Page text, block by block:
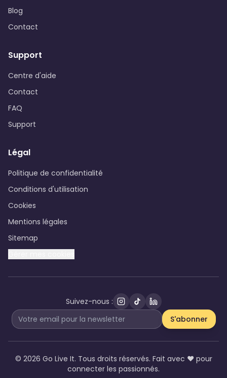
Blog
Contact
Support
Centre d'aide
Contact
FAQ
Support
Légal
Politique de confidentialité
Conditions d'utilisation
Cookies
Mentions légales
Sitemap
Suivez-nous :
S'abonner
© 2026 Go Live It. Tous droits réservés. Fait avec ❤️ pour
connecter les passionnés.